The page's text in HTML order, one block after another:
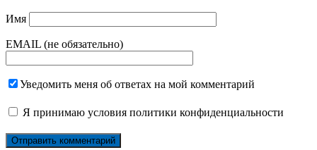
Имя
EMAIL (не обязательно)
Уведомить меня об ответах на мой комментарий
Я принимаю условия политики конфиденциальности